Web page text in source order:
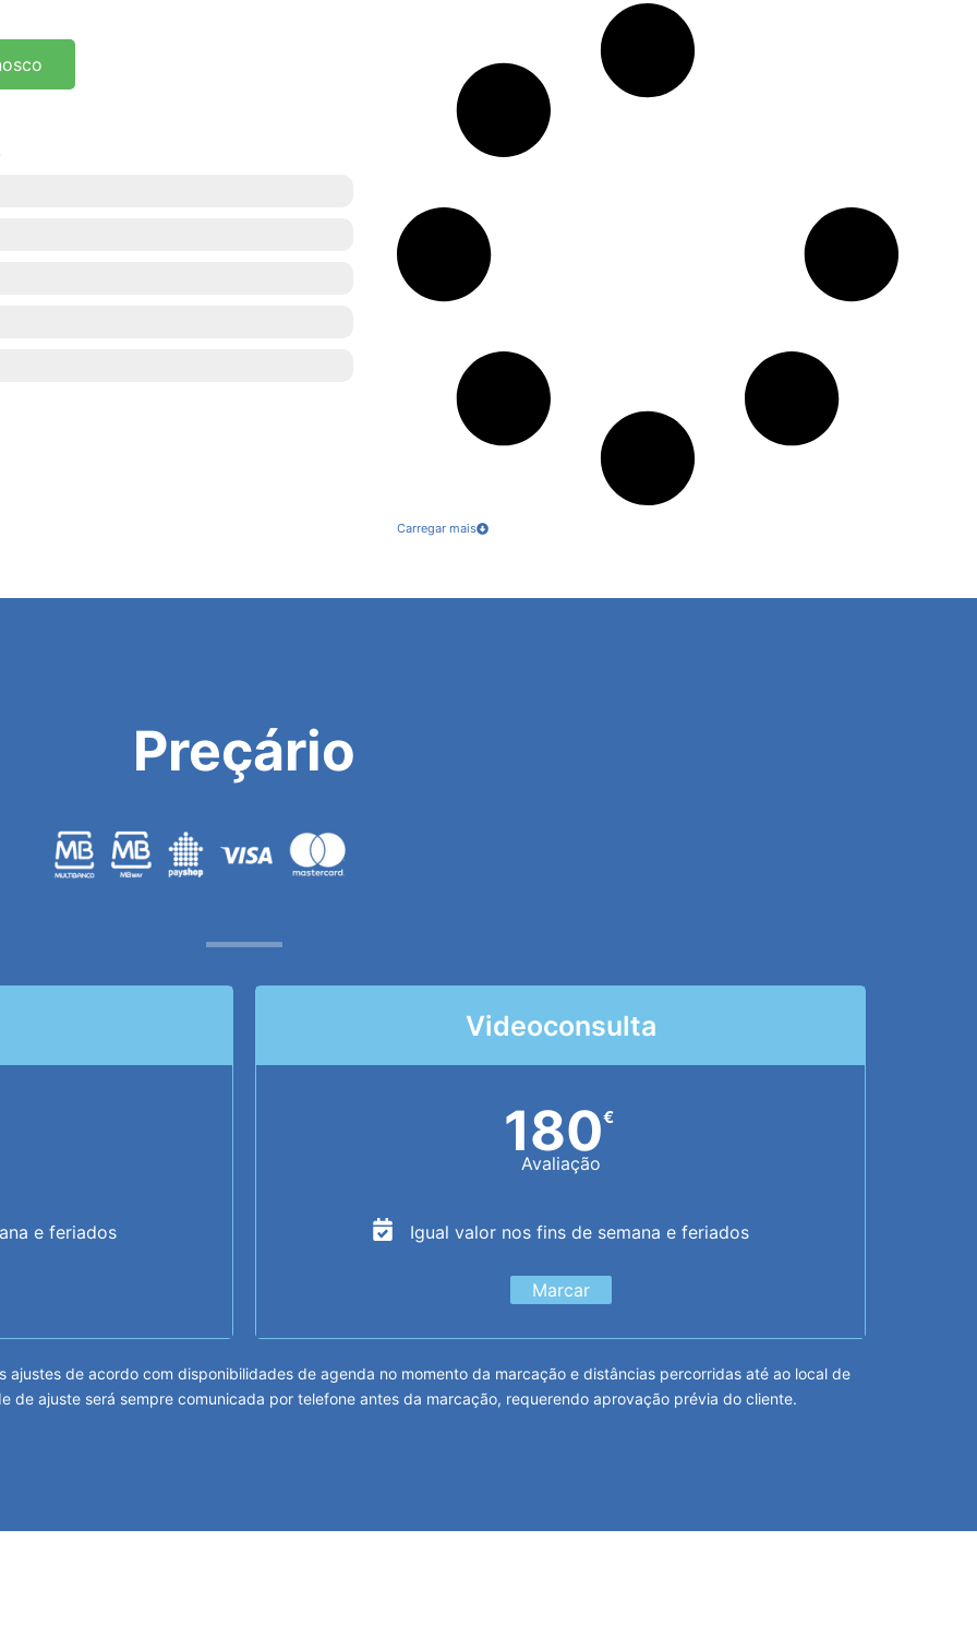
Carregar mais
Preçário
e feriados
Videoconsulta
180€
Avaliação
Igual valor nos fins de semana e feriados
Marcar
de acordo com disponibilidades de agenda no momento da marcação e distâncias percorridas até ao local de
de ajuste será sempre comunicada por telefone antes da marcação, requerendo aprovação prévia do cliente.